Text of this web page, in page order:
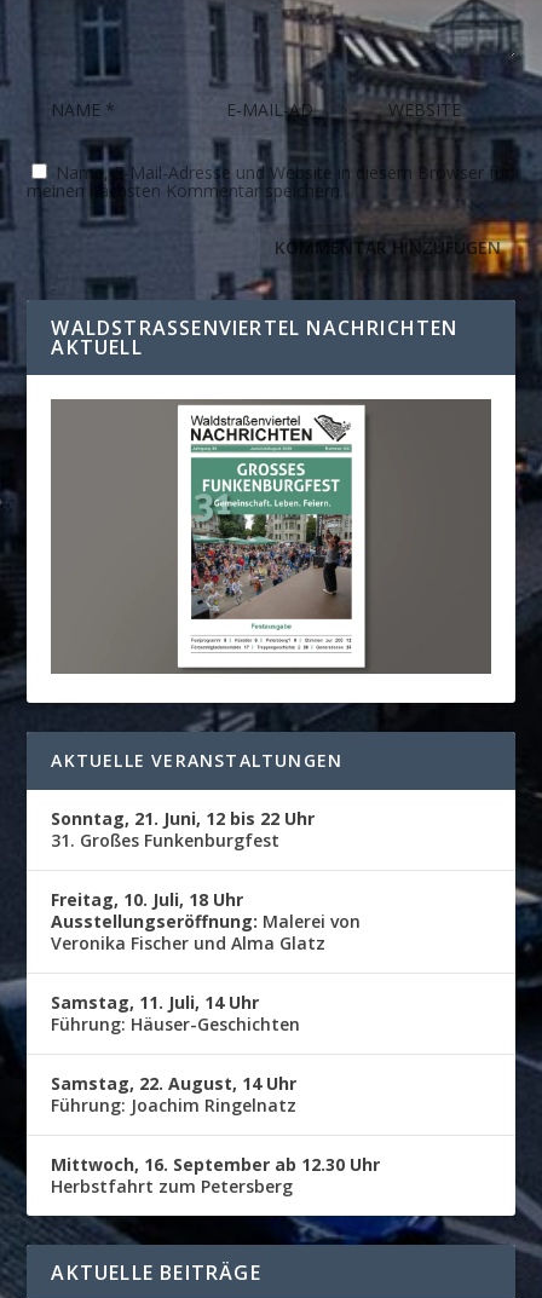
Name, E-Mail-Adresse und Website in diesem Browser für
meinen nächsten Kommentar speichern.
WALDSTRASSENVIERTEL NACHRICHTEN A
KTUELL
AKTUELLE VERANSTALTUNGEN
Sonntag, 21. Juni, 12 bis 22 Uhr
31. Großes Funkenburgfest
Freitag, 10. Juli, 18 Uhr
Ausstellungseröffnung: Malerei von
Veronika Fischer und Alma Glatz
Samstag, 11. Juli, 14 Uhr
Führung: Häuser-Geschichten
Samstag, 22. August, 14 Uhr
Führung: Joachim Ringelnatz
Mittwoch, 16. September ab 12.30 Uhr
Herbstfahrt zum Petersberg
AKTUELLE BEITRÄGE